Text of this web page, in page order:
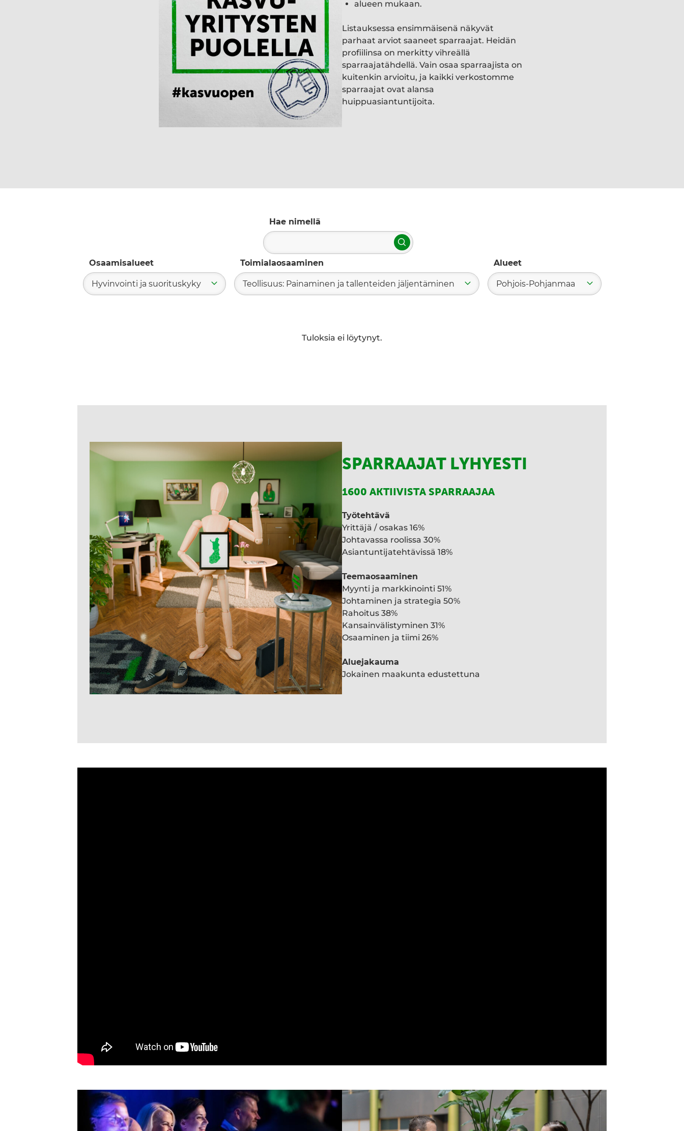
alueen mukaan.
Listauksessa ensimmäisenä näkyvät
parhaat arviot saaneet sparraajat. Heidän
profiilinsa on merkitty vihreällä
sparraajatähdellä. Vain osaa sparraajista on
kuitenkin arvioitu, ja kaikki verkostomme
sparraajat ovat alansa
huippuasiantuntijoita.
Hae nimellä
Hae
Osaamisalueet
Hyvinvointi ja suorituskyky
Toimialaosaaminen
Teollisuus: Painaminen ja tallenteiden jäljentäminen
Alueet
Pohjois-Pohjanmaa
Tuloksia ei löytynyt.
SPARRAAJAT LYHYESTI
1600 AKTIIVISTA SPARRAAJAA
Työtehtävä
Yrittäjä / osakas 16%
Johtavassa roolissa 30%
Asiantuntijatehtävissä 18%
Teemaosaaminen
Myynti ja markkinointi 51%
Johtaminen ja strategia 50%
Rahoitus 38%
Kansainvälistyminen 31%
Osaaminen ja tiimi 26%
Aluejakauma
Jokainen maakunta edustettuna